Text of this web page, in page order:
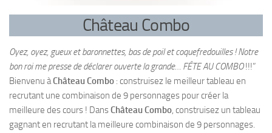
Château Combo
Oyez, oyez, gueux et baronnettes, bas de poil et coquefredouilles ! Notre
bon roi me presse de déclarer ouverte la grande… FÊTE AU COMBO!!!”
Bienvenu àChâteau Combo : construisez le meilleur tableau en
recrutant une combinaison de 9 personnages pour créer la
meilleure des cours ! DansChâteau Combo, construisez un tableau
gagnant en recrutant la meilleure combinaison de 9 personnages.